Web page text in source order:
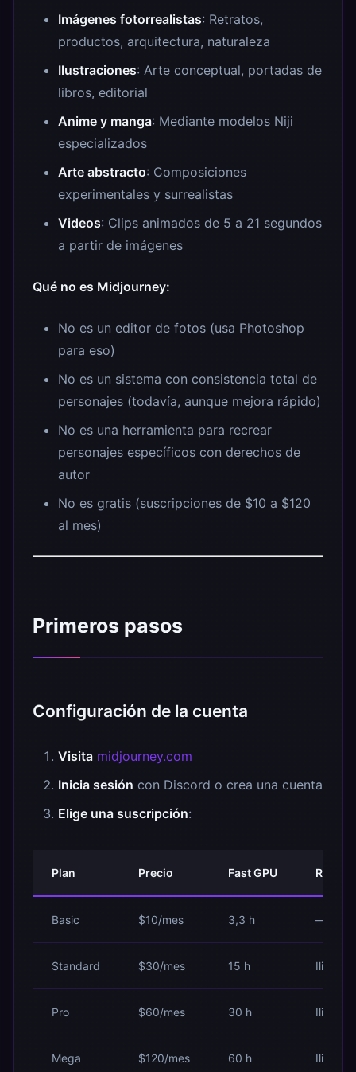
Imágenes fotorrealistas: Retratos,
productos, arquitectura, naturaleza
Ilustraciones: Arte conceptual, portadas de
libros, editorial
Anime y manga: Mediante modelos Niji
especializados
Arte abstracto: Composiciones
experimentales y surrealistas
Videos: Clips animados de 5 a 21 segundos
a partir de imágenes
Qué no es Midjourney:
No es un editor de fotos (usa Photoshop
para eso)
No es un sistema con consistencia total de
personajes (todavía, aunque mejora rápido)
No es una herramienta para recrear
personajes específicos con derechos de
autor
No es gratis (suscripciones de $10 a $120
al mes)
Primeros pasos
Configuración de la cuenta
Visita midjourney.com
Inicia sesión con Discord o crea una cuenta
Elige una suscripción:
Plan Precio Fast GPU Relax
Basic $10/mes 3,3 h —
Standard $30/mes 15 h
Pro $60/mes 30 h
Mega $120/mes 60 h